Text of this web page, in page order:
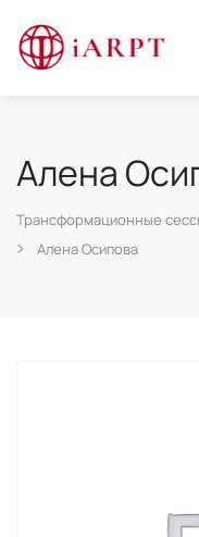
Алена
Трансформационные
Алена Осипова